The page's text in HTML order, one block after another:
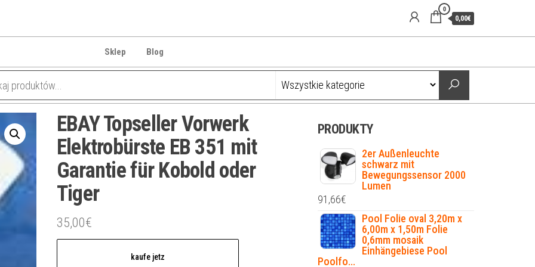
0
0,00€
Sklep Blog
EBAY Topseller Vorwerk
Elektrobürste EB 351 mit
Garantie für Kobold oder
Tiger
35,00€
kaufe jetz
PRODUKTY
2er Außenleuchte
schwarz mit
Bewegungssensor 2000
Lumen
91,66€
Pool Folie oval 3,20m x
6,00m x 1,50m Folie
0,6mm mosaik
Einhängebiese Pool
Poolfo...